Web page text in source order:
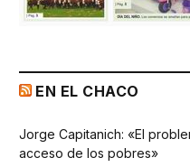
EN EL CHACO
Jorge Capitanich: «El
acceso de los pobres»